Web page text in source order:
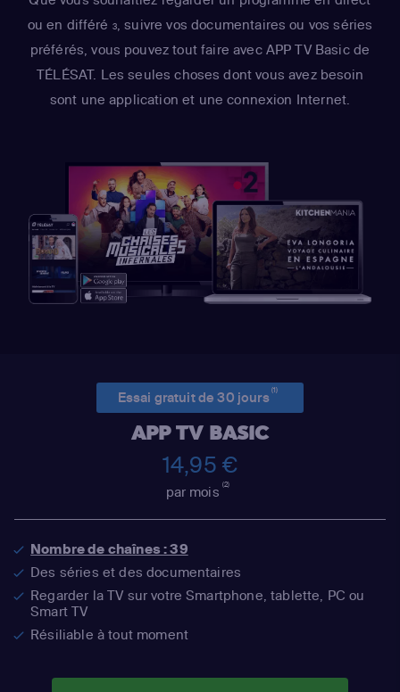
ou en différé 3, suivre vos documentaires ou vos séries
préférés, vous pouvez tout faire avec APP TV Basic de
TÉLÉSAT. Les seules choses dont vous avez besoin
sont une application et une connexion Internet.
Essai gratuit de 30 jours(1)
APP TV BASIC
14,95 €
par mois(2)
Nombre de chaînes : 39
Des séries et des documentaires
Regarder la TV sur votre Smartphone, tablette, PC ou
Smart TV
Résiliable à tout moment